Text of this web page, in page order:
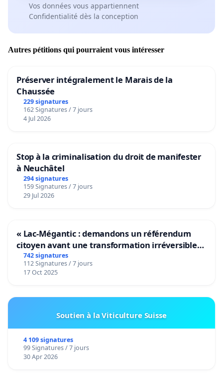
Vos données vous appartiennent
Confidentialité dès la conception
Autres pétitions qui pourraient vous intéresser
Préserver intégralement le Marais de la
Chaussée
229 signatures
162 Signatures / 7 jours
4 Jul 2026
Stop à la criminalisation du droit de manifester
à Neuchâtel
294 signatures
159 Signatures / 7 jours
29 Jul 2026
« Lac-Mégantic : demandons un référendum
citoyen avant une transformation irréversible
de notre territoire »
742 signatures
112 Signatures / 7 jours
17 Oct 2025
Soutien à la Viticulture Suisse
4 109 signatures
99 Signatures / 7 jours
30 Apr 2026